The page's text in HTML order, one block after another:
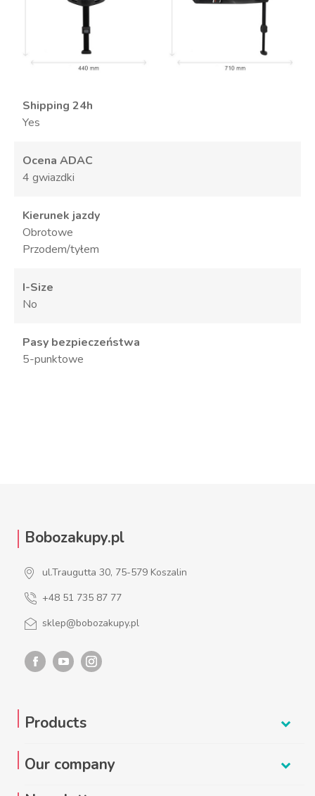
Shipping 24h
Yes
Ocena ADAC
4 gwiazdki
Kierunek jazdy
Obrotowe
Przodem/tyłem
I-Size
No
Pasy bezpieczeństwa
5-punktowe
Bobozakupy.pl
ul.Traugutta 30, 75-579 Koszalin
+48 51 735 87 77
sklep@bobozakupy.pl
Products
Our company